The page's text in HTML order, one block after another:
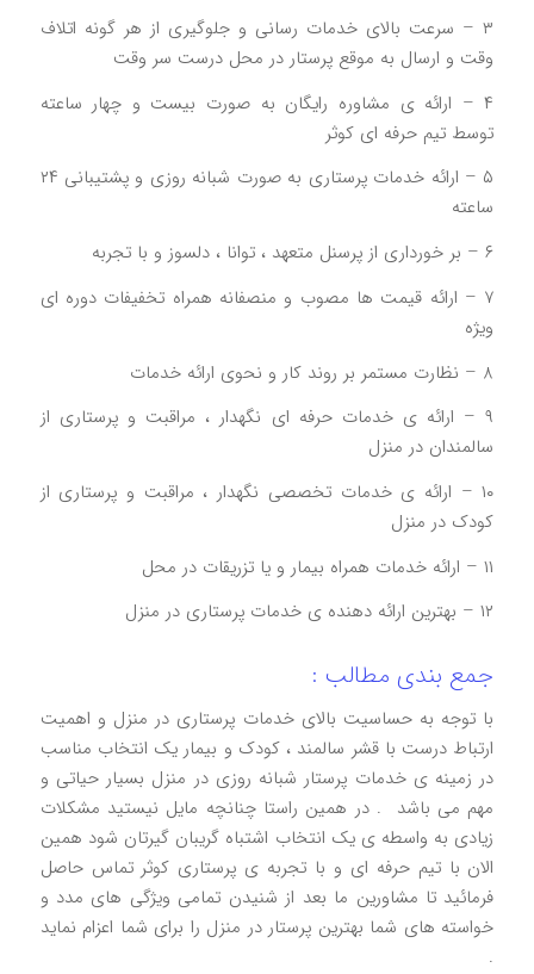
۳ – سرعت بالای خدمات رسانی و جلوگیری از هر گونه اتلاف
وقت و ارسال به موقع پرستار در محل درست سر وقت
۴ – ارائه ی مشاوره رایگان به صورت بیست و چهار ساعته
توسط تیم حرفه ای کوثر
۵ – ارائه خدمات پرستاری به صورت شبانه روزی و پشتیبانی ۲۴
ساعته
۶ – بر خورداری از پرسنل متعهد ، توانا ، دلسوز و با تجربه
۷ – ارائه قیمت ها مصوب و منصفانه همراه تخفیفات دوره ای
ویژه
۸ – نظارت مستمر بر روند کار و نحوی ارائه خدمات
۹ – ارائه ی خدمات حرفه ای نگهدار ، مراقبت و پرستاری از
سالمندان در منزل
۱۰ – ارائه ی خدمات تخصصی نگهدار ، مراقبت و پرستاری از
کودک در منزل
۱۱ – ارائه خدمات همراه بیمار و یا تزریقات در محل
۱۲ – بهترین ارائه دهنده ی خدمات پرستاری در منزل
جمع بندی مطالب :
با توجه به حساسیت بالای خدمات پرستاری در منزل و اهمیت
ارتباط درست با قشر سالمند ، کودک و بیمار یک انتخاب مناسب
در زمينه ی خدمات پرستار شبانه روزی در منزل بسیار حیاتی و
مهم می باشد ‌ . در همین راستا چنانچه مایل نیستید مشکلات
زیادی به واسطه ی یک انتخاب اشتباه گریبان گیرتان شود همین
الان با تیم حرفه ای و با تجربه ی پرستاری کوثر تماس حاصل
فرمائید تا مشاورین ما بعد از شنیدن تمامی ویژگی های مدد و
خواسته های شما بهترین پرستار در منزل را برای شما اعزام نماید
.